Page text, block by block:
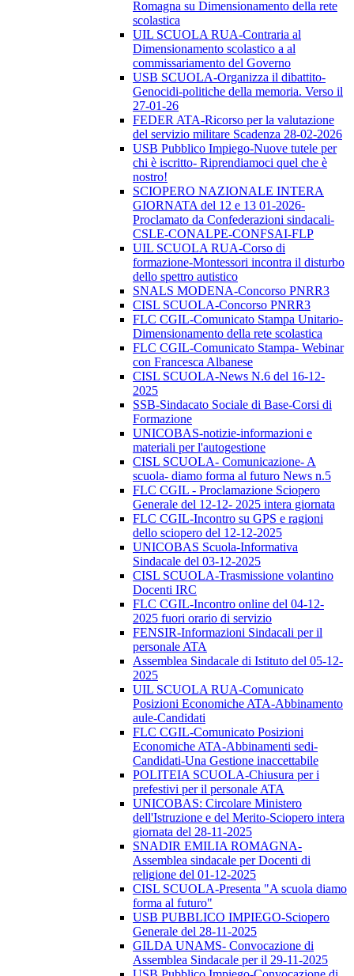
Romagna su Dimensionamento della rete
scolastica
UIL SCUOLA RUA-Contraria al
Dimensionamento scolastico a al
commissariamento del Governo
USB SCUOLA-Organizza il dibattito-
Genocidi-politiche della memoria. Verso il
27-01-26
FEDER ATA-Ricorso per la valutazione
del servizio militare Scadenza 28-02-2026
USB Pubblico Impiego-Nuove tutele per
chi è iscritto- Riprendiamoci quel che è
nostro!
SCIOPERO NAZIONALE INTERA
GIORNATA del 12 e 13 01-2026-
Proclamato da Confederazioni sindacali-
CSLE-CONALPE-CONFSAI-FLP
UIL SCUOLA RUA-Corso di
formazione-Montessori incontra il disturbo
dello spettro autistico
SNALS MODENA-Concorso PNRR3
CISL SCUOLA-Concorso PNRR3
FLC CGIL-Comunicato Stampa Unitario-
Dimensionamento della rete scolastica
FLC CGIL-Comunicato Stampa- Webinar
con Francesca Albanese
CISL SCUOLA-News N.6 del 16-12-
2025
SSB-Sindacato Sociale di Base-Corsi di
Formazione
UNICOBAS-notizie-informazioni e
materiali per l'autogestione
CISL SCUOLA- Comunicazione- A
scuola- diamo forma al futuro News n.5
FLC CGIL - Proclamazione Sciopero
Generale del 12-12- 2025 intera giornata
FLC CGIL-Incontro su GPS e ragioni
dello sciopero del 12-12-2025
UNICOBAS Scuola-Informativa
Sindacale del 03-12-2025
CISL SCUOLA-Trasmissione volantino
Docenti IRC
FLC CGIL-Incontro online del 04-12-
2025 fuori orario di servizio
FENSIR-Informazioni Sindacali per il
personale ATA
Assemblea Sindacale di Istituto del 05-12-
2025
UIL SCUOLA RUA-Comunicato
Posizioni Economiche ATA-Abbinamento
aule-Candidati
FLC CGIL-Comunicato Posizioni
Economiche ATA-Abbinamenti sedi-
Candidati-Una Gestione inaccettabile
POLITEIA SCUOLA-Chiusura per i
prefestivi per il personale ATA
UNICOBAS: Circolare Ministero
dell'Istruzione e del Merito-Sciopero intera
giornata del 28-11-2025
SNADIR EMILIA ROMAGNA-
Assemblea sindacale per Docenti di
religione del 01-12-2025
CISL SCUOLA-Presenta "A scuola diamo
forma al futuro"
USB PUBBLICO IMPIEGO-Sciopero
Generale del 28-11-2025
GILDA UNAMS- Convocazione di
Assemblea Sindacale per il 29-11-2025